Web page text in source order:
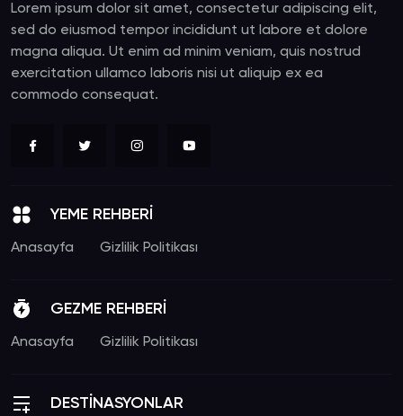
Lorem ipsum dolor sit amet, consectetur adipiscing elit,
sed do eiusmod tempor incididunt ut labore et dolore
magna aliqua. Ut enim ad minim veniam, quis nostrud
exercitation ullamco laboris nisi ut aliquip ex ea
commodo consequat.
YEME REHBERİ
Anasayfa Gizlilik Politikası
GEZME REHBERİ
Anasayfa Gizlilik Politikası
DESTİNASYONLAR